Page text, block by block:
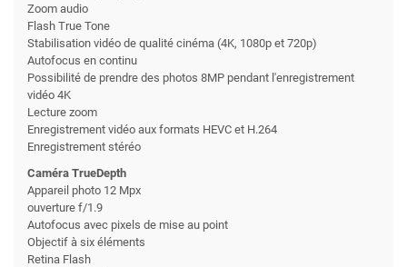
Zoom audio
Flash True Tone
Stabilisation vidéo de qualité cinéma (4K, 1080p et 720p)
Autofocus en continu
Possibilité de prendre des photos 8MP pendant l'enregistrement
vidéo 4K
Lecture zoom
Enregistrement vidéo aux formats HEVC et H.264
Enregistrement stéréo
Caméra TrueDepth
Appareil photo 12 Mpx
ouverture f/1.9
Autofocus avec pixels de mise au point
Objectif à six éléments
Retina Flash